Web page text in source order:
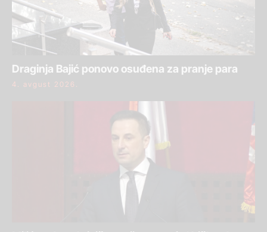
Draginja Bajić ponovo osuđena za pranje para
4. avgust 2026.